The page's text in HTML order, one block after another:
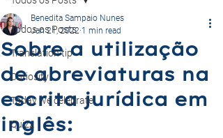
Todos os Posts
Translation tip
Curiosity
Today we celebrate
Quizz
Sobre a utilização
de abreviaturas na
escrita jurídica em
inglês:
Benedita Sampaio Nunes
Jan 21, 2022 1 min read